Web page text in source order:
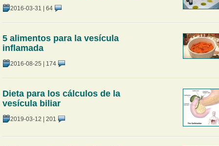
2016-03-31 | 64
5 alimentos para la vesícula
inflamada
2016-08-25 | 174
Dieta para los cálculos de la
vesícula biliar
2019-03-12 | 201